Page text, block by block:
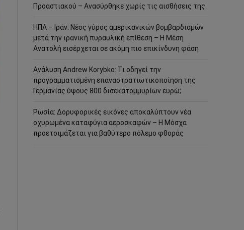
Προαστιακού – Ανασύρθηκε χωρίς τις αισθήσεις της
ΗΠΑ – Ιράν: Νέος γύρος αμερικανικών βομβαρδισμών
μετά την ιρανική πυραυλική επίθεση – Η Μέση
Ανατολή εισέρχεται σε ακόμη πιο επικίνδυνη φάση
Ανάλυση Andrew Korybko: Τι οδηγεί την
προγραμματισμένη επαναστρατιωτικοποίηση της
Γερμανίας ύψους 800 δισεκατομμυρίων ευρώ;
Ρωσία: Δορυφορικές εικόνες αποκαλύπτουν νέα
οχυρωμένα καταφύγια αεροσκαφών – Η Μόσχα
προετοιμάζεται για βαθύτερο πόλεμο φθοράς